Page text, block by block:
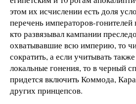
этом их исчислении есть доля
перечень императоров-
кто развязывал кампании
охватывавшие всю империю, то
сократить, а если учитывать
локальные гонения, то в черный
придется включить Коммода,
других принцепсов.